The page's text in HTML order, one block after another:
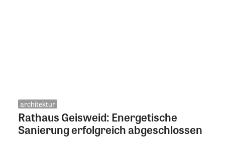
architektur
Rathaus Geisweid: Energetische
Sanierung erfolgreich abgeschlossen